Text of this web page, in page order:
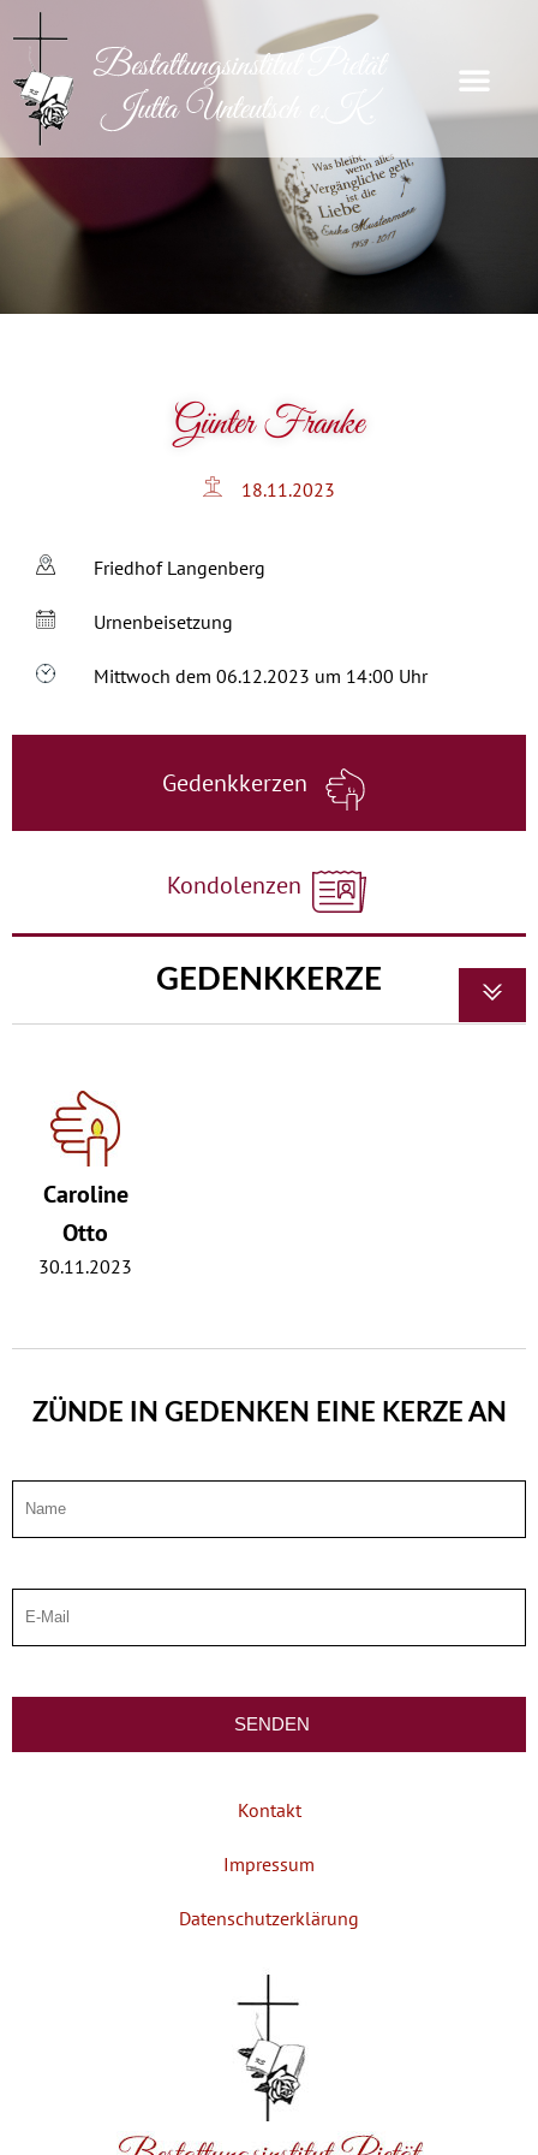
Günter Franke
18.11.2023
Friedhof Langenberg
Urnenbeisetzung
Mittwoch dem 06.12.2023 um 14:00 Uhr
Gedenkkerzen
Kondolenzen
GEDENKKERZE
Caroline
Otto
30.11.2023
ZÜNDE IN GEDENKEN EINE KERZE AN
Kontakt
Impressum
Datenschutzerklärung